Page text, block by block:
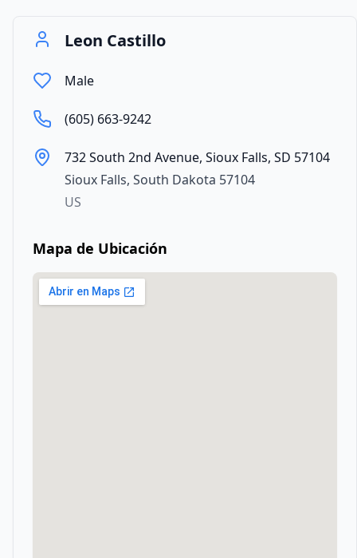
Leon Castillo
Male
(605) 663-9242
732 South 2nd Avenue, Sioux Falls, SD 57104
Sioux Falls, South Dakota 57104
US
Mapa de Ubicación